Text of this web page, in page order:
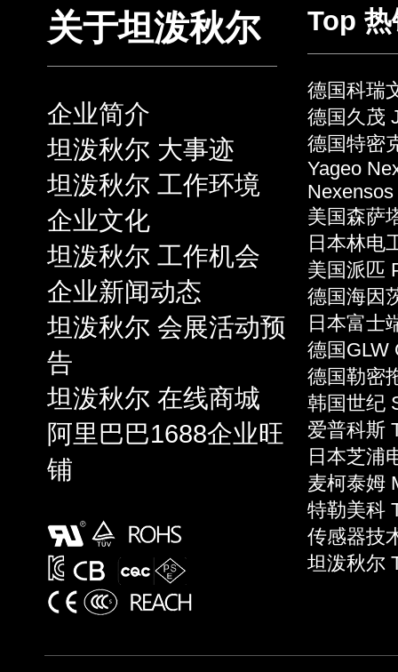
关于坦泼秋尔
企业简介
坦泼秋尔 大事迹
坦泼秋尔 工作环境
企业文化
坦泼秋尔 工作机会
企业新闻动态
坦泼秋尔 会展活动预
告
坦泼秋尔 在线商城
阿里巴巴1688企业旺
铺
Top 热
德国科瑞
德国久茂
德国特密
Yageo
Nexensos
美国森萨
日本林电
美国派匹
德国海因
日本富士
德国GLW
德国勒密
韩国世纪
爱普科斯
日本芝浦
麦柯泰姆
特勒美科
传感器技
坦泼秋尔